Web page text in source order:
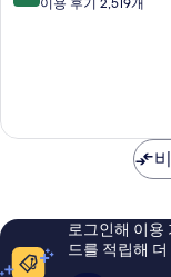
고
용
후
기
로그인해 이용
드를 적립해